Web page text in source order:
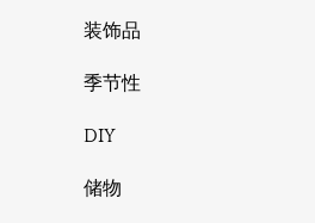
装饰品
季节性
DIY
储物